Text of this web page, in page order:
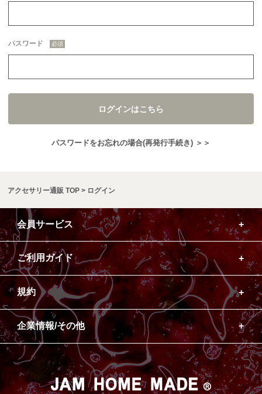
パスワード
ログインはこちら
パスワードをお忘れの場合(再発行手続き) ＞＞
アクセサリー通販 TOP ログイン
会員サービス
ご利用ガイド
規約
企業情報/その他